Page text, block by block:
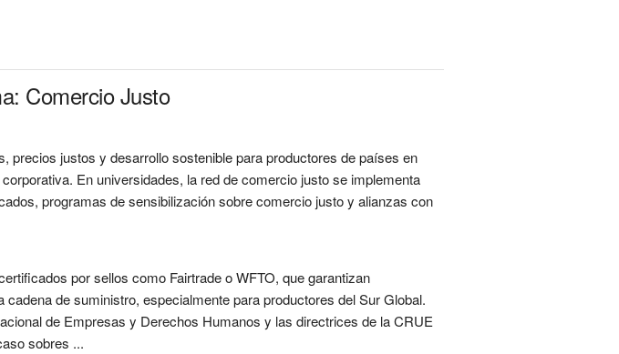
Comercio Justo
precios justos y desarrollo sostenible para productores de países en
En universidades, la red de comercio justo se implementa
programas de sensibilización sobre comercio justo y alianzas con
por sellos como Fairtrade o WFTO, que garantizan
de suministro, especialmente para productores del Sur Global.
de Empresas y Derechos Humanos y las directrices de la CRUE
sobres ...